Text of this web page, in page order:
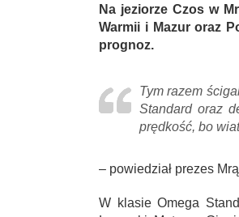
Na jeziorze Czos w
Warmii i Mazur oraz
prognoz.
Tym razem
Standard oraz
prędkość, bo
– powiedział prezes
W klasie Omega